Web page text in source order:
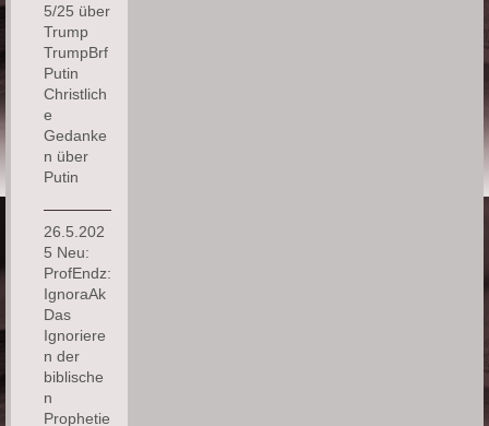
5/25 über
Trump
TrumpBrf
Putin
Christlich
e
Gedanke
n über
Putin
26.5.202
5 Neu:
ProfEndz:
IgnoraAk
Das
Ignoriere
n der
biblische
n
Prophetie